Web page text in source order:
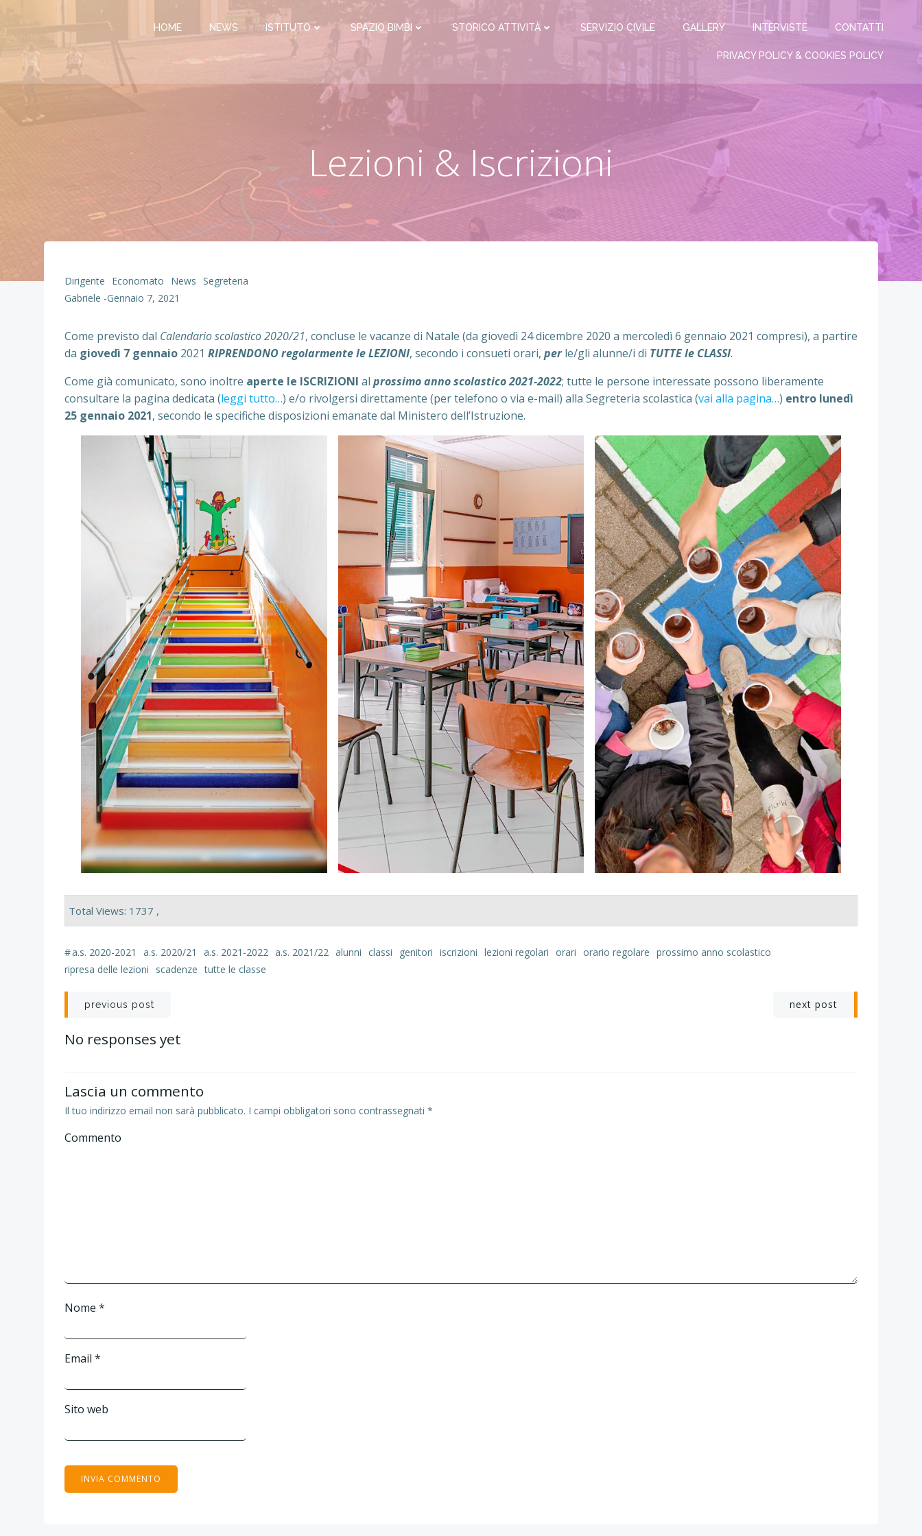
HOME NEWS ISTITUTO SPAZIO BIMBI STORICO ATTIVITÀ SERVIZIO CIVILE GALLERY INTERVISTE CONTATTI
PRIVACY POLICY & COOKIES POLICY
Lezioni & Iscrizioni
Dirigente Economato News Segreteria
Gabriele -Gennaio 7, 2021
Come previsto dal Calendario scolastico 2020/21, concluse le vacanze di Natale (da giovedì 24 dicembre 2020 a mercoledì 6 gennaio 2021 compresi), a partire
da giovedì 7 gennaio 2021 RIPRENDONO regolarmente le LEZIONI, secondo i consueti orari, perle/gli alunne/i di TUTTE le CLASSI.
Come già comunicato, sono inoltre aperte le ISCRIZIONI al prossimo anno scolastico 2021-2022; tutte le persone interessate possono liberamente
consultare la pagina dedicata (leggi tutto…) e/o rivolgersi direttamente (per telefono o via e-mail) alla Segreteria scolastica (vai alla pagina…) entro lunedì
25 gennaio 2021, secondo le specifiche disposizioni emanate dal Ministero dell’Istruzione.
Total Views: 1737 ,
#a.s. 2020-2021 a.s. 2020/21 a.s. 2021-2022 a.s. 2021/22 alunni classi genitori iscrizioni lezioni regolari orari orario regolare prossimo anno scolastico
ripresa delle lezioni
scadenze tutte le classe
Navigazione
articoli
previous post next post
No responses yet
Lascia un commento
Il tuo indirizzo email non sarà pubblicato. I campi obbligatori sono contrassegnati *
Commento
Nome *
Email *
Sito web